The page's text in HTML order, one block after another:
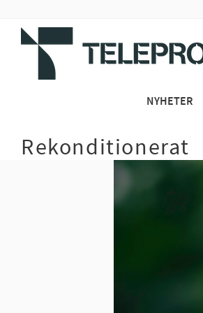
NYHETER
Rekonditionerat